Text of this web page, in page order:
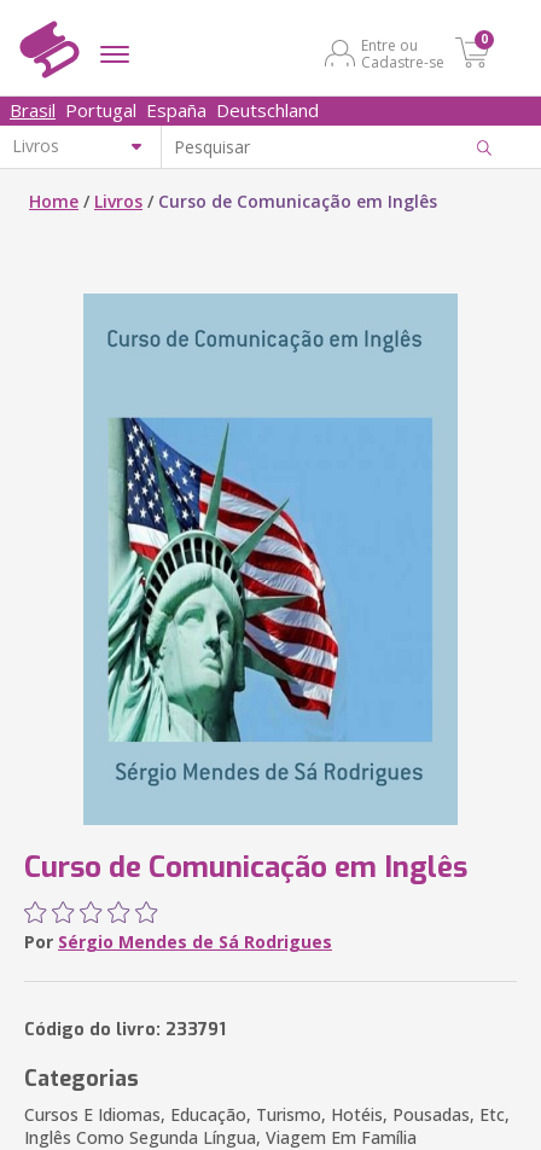
Entre ou
Cadastre-se
0
Brasil Portugal España Deutschland
Home / Livros / Curso de Comunicação em Inglês
Curso de Comunicação em Inglês
Por Sérgio Mendes de Sá Rodrigues
Código do livro: 233791
Categorias
Cursos E Idiomas, Educação, Turismo, Hotéis, Pousadas, Etc,
Inglês Como Segunda Língua, Viagem Em Família